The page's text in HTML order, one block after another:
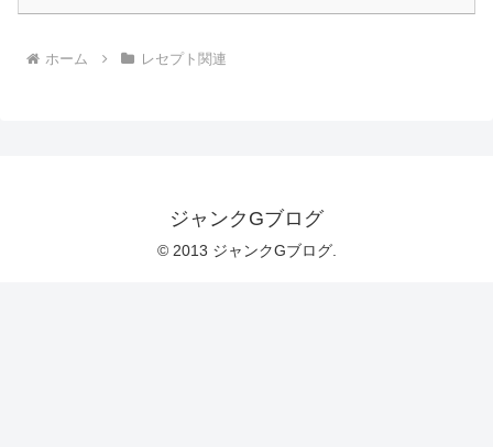
ホーム レセプト関連
ジャンクGブログ
© 2013 ジャンクGブログ.